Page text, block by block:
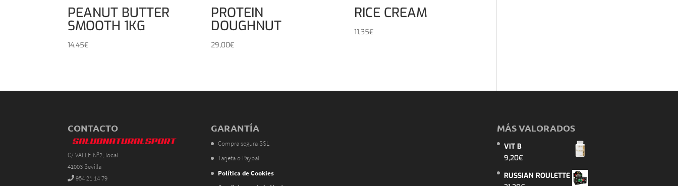
PEANUT BUTTER
SMOOTH 1KG
14,45€
PROTEIN
DOUGHNUT
29,00€
RICE CREAM
11,35€
CONTACTO
C/ VALLE Nº2, local
41003 Sevilla
954 21 14 79
GARANTÍA
Compra segura SSL
Tarjeta o Paypal
Política de Cookies
MÁS VALORADOS
VIT B
9,20€
RUSSIAN ROULETTE